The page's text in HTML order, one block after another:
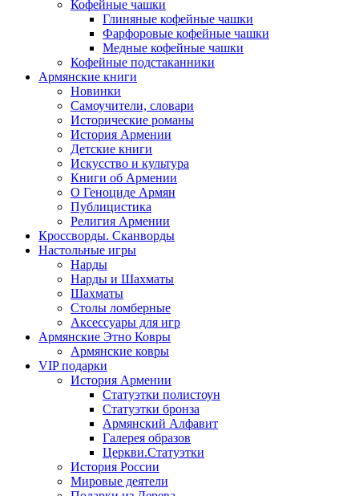
Кофейные чашки
Глиняные кофейные чашки
Фарфоровые кофейные чашки
Медные кофейные чашки
Кофейные подстаканники
Армянские книги
Новинки
Самоучители, словари
Исторические романы
История Армении
Детские книги
Иcкусство и культура
Книги об Армении
О Геноциде Армян
Публицистика
Религия Армении
Кроссворды. Сканворды
Настольные игры
Нарды
Нарды и Шахматы
Шахматы
Столы ломберные
Аксессуары для игр
Армянские Этно Ковры
Армянские ковры
VIP подарки
История Армении
Статуэтки полистоун
Статуэтки бронза
Армянский Алфавит
Галерея образов
Церкви.Статуэтки
История России
Мировые деятели